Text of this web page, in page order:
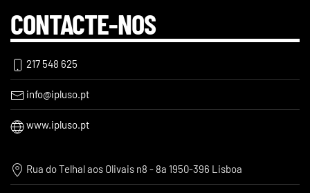
CONTACTE-NOS
217 548 625
info@ipluso.pt
www.ipluso.pt
Rua do Telhal aos Olivais n8 - 8a 1950-396 Lisboa